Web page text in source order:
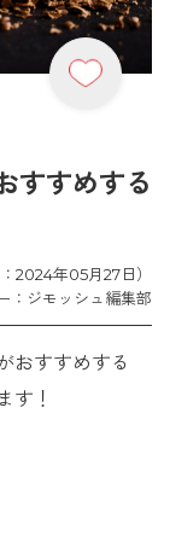
すすめする
2024年05月27日）
：ジモッシュ編集部
おすすめする
す！